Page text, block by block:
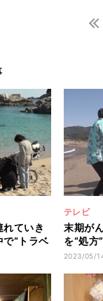
ていき
“トラベ
テレビ
末期が
を“処
し涙「
2023/05/